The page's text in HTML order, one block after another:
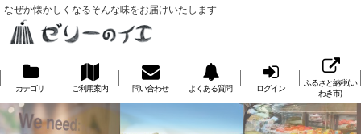
なぜか懐かしくなるそんな味をお届けいたします
カテゴリ ご利用案内 問い合わせ よくある質問 ログイン
ふるさと納税(い
わき市)